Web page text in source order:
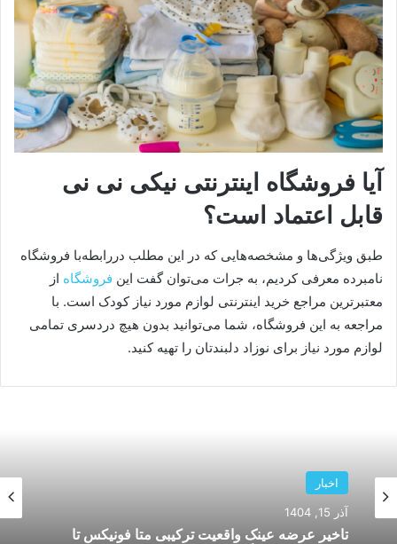
آیا فروشگاه اینترنتی نیکی نی نی
قابل اعتماد است؟
طبق ویژگی‌ها و مشخصه‌هایی که در این مطلب دررابطه‌با فروشگاه
نامبرده معرفی کردیم، به جرات می‌توان گفت این فروشگاه از
معتبرترین مراجع خرید اینترنتی لوازم مورد نیاز کودک است. با
مراجعه به این فروشگاه، شما می‌توانید بدون هیچ دردسری تمامی
لوازم مورد نیاز برای نوزاد دلبندتان را تهیه کنید.
آذر 15, 1404
آذر 3, 1404